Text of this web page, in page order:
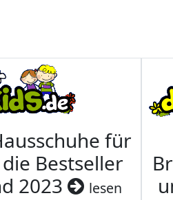
für
Bestseller
2023
lesen